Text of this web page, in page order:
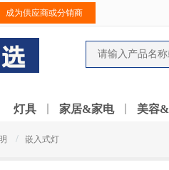
成为供应商或分销商
灯具 家居&家电 美容
/ 嵌入式灯